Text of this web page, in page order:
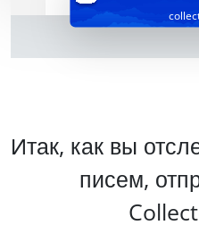
Итак, как вы
писем,